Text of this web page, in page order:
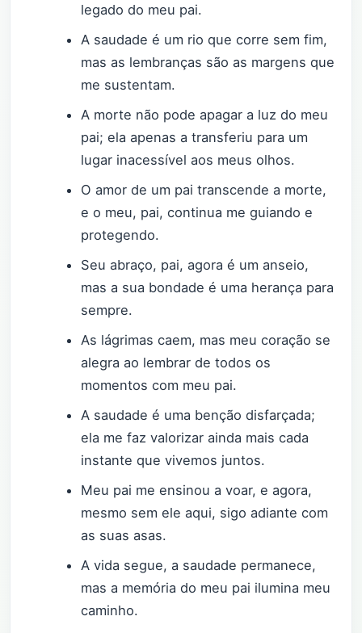
legado do meu pai.
A saudade é um rio que corre sem fim,
mas as lembranças são as margens que
me sustentam.
A morte não pode apagar a luz do meu
pai; ela apenas a transferiu para um
lugar inacessível aos meus olhos.
O amor de um pai transcende a morte,
e o meu, pai, continua me guiando e
protegendo.
Seu abraço, pai, agora é um anseio,
mas a sua bondade é uma herança para
sempre.
As lágrimas caem, mas meu coração se
alegra ao lembrar de todos os
momentos com meu pai.
A saudade é uma benção disfarçada;
ela me faz valorizar ainda mais cada
instante que vivemos juntos.
Meu pai me ensinou a voar, e agora,
mesmo sem ele aqui, sigo adiante com
as suas asas.
A vida segue, a saudade permanece,
mas a memória do meu pai ilumina meu
caminho.